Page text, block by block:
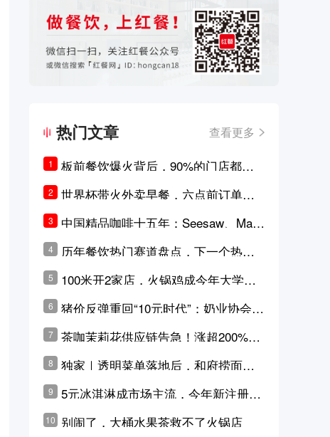
热门文章 查看更多
1
板前餐饮爆火背后，90%的门店都只
是徒有其表的刻意作秀？
2
世界杯带火外卖早餐，六点前订单大
3
中国精品咖啡十五年：Seesaw、Man
ner、M Stand为何结出了不同的果
实？
4
历年餐饮热门赛道盘点，下一个热门
5
100米开2家店，火锅鸡成今年大学城
6
猪价反弹重回“10元时代”；奶业协会称
原奶价格现回暖迹象
7
茶咖茉莉花供应链告急！涨超200%，
横州花价冲破50元一斤
8
独家｜透明菜单落地后，和府捞面李
学林公布未来10年计划
9
5元冰淇淋成市场主流，今年新注册相
10 别闹了，大桶水果茶救不了火锅店